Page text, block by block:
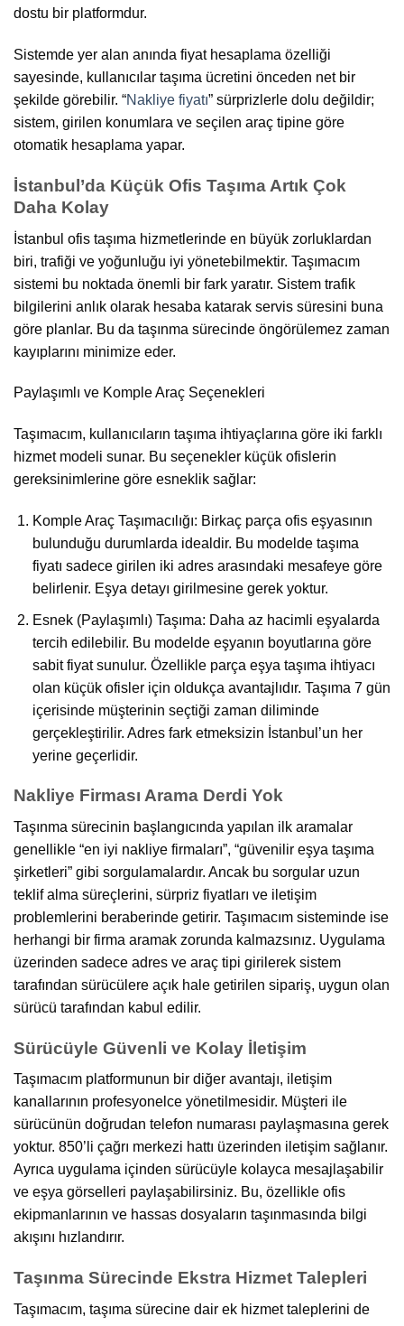
dostu bir platformdur.
Sistemde yer alan anında fiyat hesaplama özelliği
sayesinde, kullanıcılar taşıma ücretini önceden net bir
şekilde görebilir. “Nakliye fiyatı” sürprizlerle dolu değildir;
sistem, girilen konumlara ve seçilen araç tipine göre
otomatik hesaplama yapar.
İstanbul’da Küçük Ofis Taşıma Artık Çok
Daha Kolay
İstanbul ofis taşıma hizmetlerinde en büyük zorluklardan
biri, trafiği ve yoğunluğu iyi yönetebilmektir. Taşımacım
sistemi bu noktada önemli bir fark yaratır. Sistem trafik
bilgilerini anlık olarak hesaba katarak servis süresini buna
göre planlar. Bu da taşınma sürecinde öngörülemez zaman
kayıplarını minimize eder.
Paylaşımlı ve Komple Araç Seçenekleri
Taşımacım, kullanıcıların taşıma ihtiyaçlarına göre iki farklı
hizmet modeli sunar. Bu seçenekler küçük ofislerin
gereksinimlerine göre esneklik sağlar:
Komple Araç Taşımacılığı: Birkaç parça ofis eşyasının
bulunduğu durumlarda idealdir. Bu modelde taşıma
fiyatı sadece girilen iki adres arasındaki mesafeye göre
belirlenir. Eşya detayı girilmesine gerek yoktur.
Esnek (Paylaşımlı) Taşıma: Daha az hacimli eşyalarda
tercih edilebilir. Bu modelde eşyanın boyutlarına göre
sabit fiyat sunulur. Özellikle parça eşya taşıma ihtiyacı
olan küçük ofisler için oldukça avantajlıdır. Taşıma 7 gün
içerisinde müşterinin seçtiği zaman diliminde
gerçekleştirilir. Adres fark etmeksizin İstanbul’un her
yerine geçerlidir.
Nakliye Firması Arama Derdi Yok
Taşınma sürecinin başlangıcında yapılan ilk aramalar
genellikle “en iyi nakliye firmaları”, “güvenilir eşya taşıma
şirketleri” gibi sorgulamalardır. Ancak bu sorgular uzun
teklif alma süreçlerini, sürpriz fiyatları ve iletişim
problemlerini beraberinde getirir. Taşımacım sisteminde ise
herhangi bir firma aramak zorunda kalmazsınız. Uygulama
üzerinden sadece adres ve araç tipi girilerek sistem
tarafından sürücülere açık hale getirilen sipariş, uygun olan
sürücü tarafından kabul edilir.
Sürücüyle Güvenli ve Kolay İletişim
Taşımacım platformunun bir diğer avantajı, iletişim
kanallarının profesyonelce yönetilmesidir. Müşteri ile
sürücünün doğrudan telefon numarası paylaşmasına gerek
yoktur. 850’li çağrı merkezi hattı üzerinden iletişim sağlanır.
Ayrıca uygulama içinden sürücüyle kolayca mesajlaşabilir
ve eşya görselleri paylaşabilirsiniz. Bu, özellikle ofis
ekipmanlarının ve hassas dosyaların taşınmasında bilgi
akışını hızlandırır.
Taşınma Sürecinde Ekstra Hizmet Talepleri
Taşımacım, taşıma sürecine dair ek hizmet taleplerini de